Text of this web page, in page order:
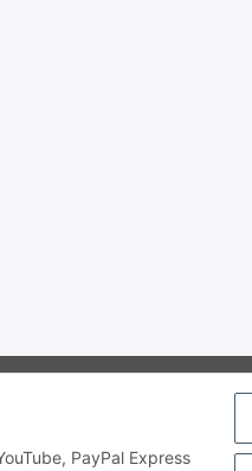
PayPal Express